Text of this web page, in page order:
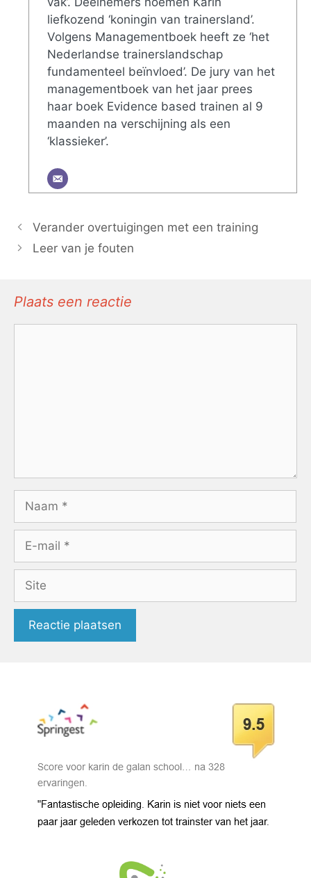
liefkozend ‘koningin van trainersland’.
Volgens Managementboek heeft ze ‘het
Nederlandse trainerslandschap
fundamenteel beïnvloed’. De jury van het
managementboek van het jaar prees
haar boek Evidence based trainen al 9
maanden na verschijning als een
‘klassieker’.
Verander overtuigingen met een training
Leer van je fouten
Plaats een reactie
mail